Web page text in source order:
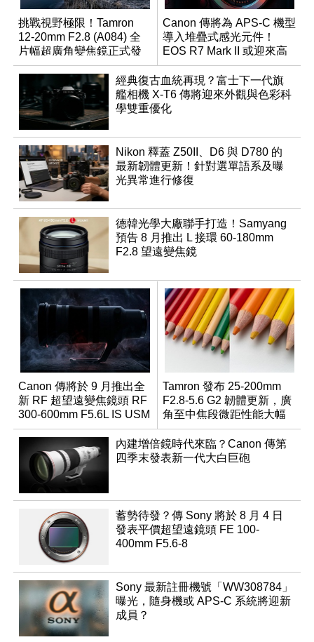
挑戰視野極限！Tamron
12-20mm F2.8 (A084) 全
片幅超廣角變焦鏡正式發
表
Canon 傳將為 APS-C 機型
導入堆疊式感光元件！
EOS R7 Mark II 或迎來高
速讀出升級
經典復古血統再現？富士下一代旗
艦相機 X-T6 傳將迎來外觀與色彩科
學雙重優化
Nikon 釋蓋 Z50II、D6 與 D780 的
最新韌體更新！針對選單語系及曝
光異常進行修復
德韓光學大廠聯手打造！Samyang
預告 8 月推出 L 接環 60-180mm
F2.8 望遠變焦鏡
Canon 傳將於 9 月推出全
新 RF 超望遠變焦鏡頭 RF
300-600mm F5.6L IS USM
Tamron 發布 25-200mm
F2.8-5.6 G2 韌體更新，廣
角至中焦段微距性能大幅
升級
內建增倍鏡時代來臨？Canon 傳第
四季末發表新一代大白巨砲
蓄勢待發？傳 Sony 將於 8 月 4 日
發表平價超望遠鏡頭 FE 100-
400mm F5.6-8
Sony 最新註冊機號「WW308784」
曝光，隨身機或 APS-C 系統將迎新
成員？